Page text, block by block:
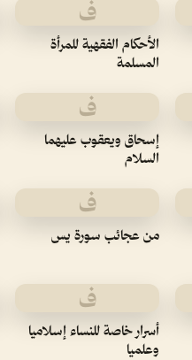
ف
الأحكام الفقهية للمرأة
المسلمة
ف
إسحاق ويعقوب عليهما
السلام
ف
من عجائب سورة يس
ف
أسرار خاصة للنساء إسلاميا
وعلميا